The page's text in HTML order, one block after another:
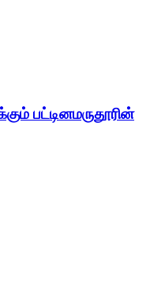
பட்டினமருதூரின்